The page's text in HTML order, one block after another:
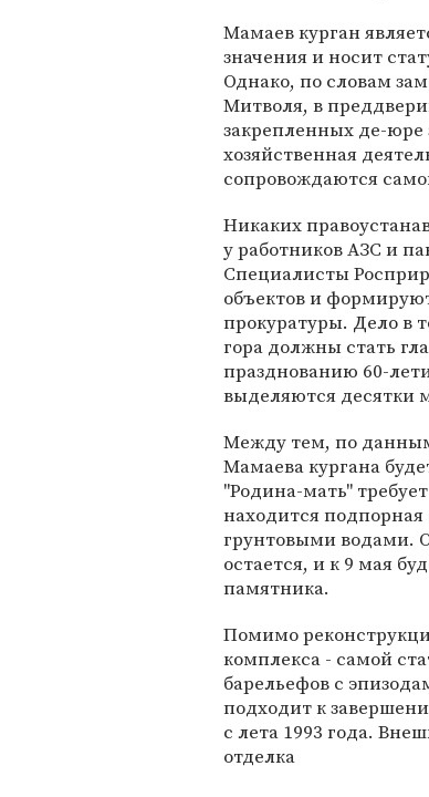
Мамаев курган
значения и носит
Однако, по словам
Митволя, в
закрепленных де-юре
хозяйственная
сопровождаются
Никаких
у работников АЗС и
Специалисты
объектов и
прокуратуры. Дело в
гора должны стать
празднованию 60-
выделяются десятки
Между тем, по
Мамаева кургана
"Родина-мать"
находится подпорная
грунтовыми водами.
остается, и к 9 мая
памятника.
Помимо
комплекса - самой
барельефов с
подходит к
с лета 1993 года.
отделка